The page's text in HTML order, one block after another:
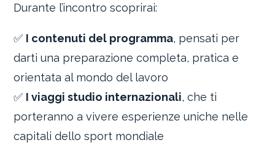
Durante l’incontro scoprirai:
✅ I contenuti del programma, pensati per
darti una preparazione completa, pratica e
orientata al mondo del lavoro
✅ I viaggi studio internazionali, che ti
porteranno a vivere esperienze uniche nelle
capitali dello sport mondiale